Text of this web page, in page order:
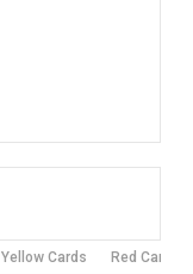
Yellow Cards Red Cards